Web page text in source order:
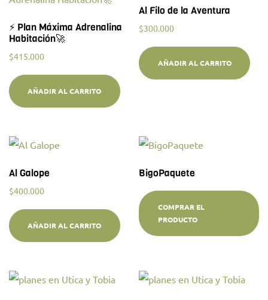
⚡ Plan Máxima Adrenalina
Habitación🚀
$415.000
AÑADIR AL CARRITO
Al Filo de la Aventura
$300.000
AÑADIR AL CARRITO
Al Galope
$400.000
AÑADIR AL CARRITO
BigoPaquete
COMPRAR EL
PRODUCTO